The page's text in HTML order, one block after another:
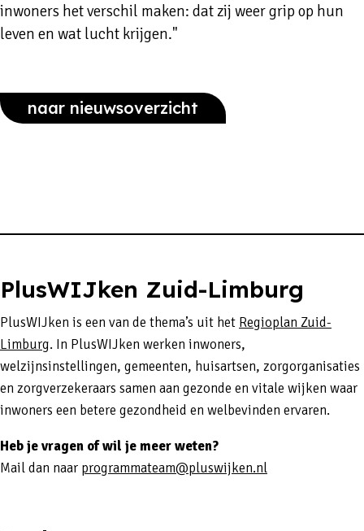
inwoners het verschil maken: dat zij weer grip op hun
leven en wat lucht krijgen."
naar nieuwsoverzicht
PlusWIJken Zuid-Limburg
PlusWIJken is een van de thema’s uit het Regioplan Zuid-
Limburg. In PlusWIJken werken inwoners,
welzijnsinstellingen, gemeenten, huisartsen, zorgorganisaties
en zorgverzekeraars samen aan gezonde en vitale wijken waar
inwoners een betere gezondheid en welbevinden ervaren.
Heb je vragen of wil je meer weten?
Mail dan naar programmateam@pluswijken.nl